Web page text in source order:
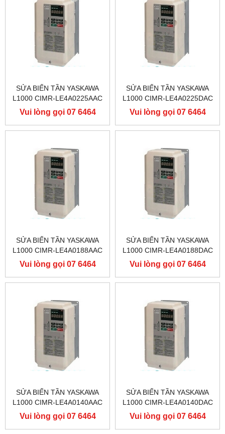
SỬA BIẾN TẦN YASKAWA
L1000 CIMR-LE4A0225AAC
400V 110KW, BIẾN TẦN
YASKAWA L1000
Vui lòng gọi 07 6464
9556
SỬA BIẾN TẦN YASKAWA
L1000 CIMR-LE4A0225DAC
400V 110KW, BIẾN TẦN
YASKAWA L1000
Vui lòng gọi 07 6464
9556
SỬA BIẾN TẦN YASKAWA
L1000 CIMR-LE4A0188AAC
400V 90KW, BIẾN TẦN
YASKAWA L1000
Vui lòng gọi 07 6464
9556
SỬA BIẾN TẦN YASKAWA
L1000 CIMR-LE4A0188DAC
400V 90KW, BIẾN TẦN
YASKAWA L1000
Vui lòng gọi 07 6464
9556
SỬA BIẾN TẦN YASKAWA
L1000 CIMR-LE4A0140AAC
400V 75KW, BIẾN TẦN
YASKAWA L1000
Vui lòng gọi 07 6464
9556
SỬA BIẾN TẦN YASKAWA
L1000 CIMR-LE4A0140DAC
400V 75KW, BIẾN TẦN
YASKAWA L1000
Vui lòng gọi 07 6464
9556